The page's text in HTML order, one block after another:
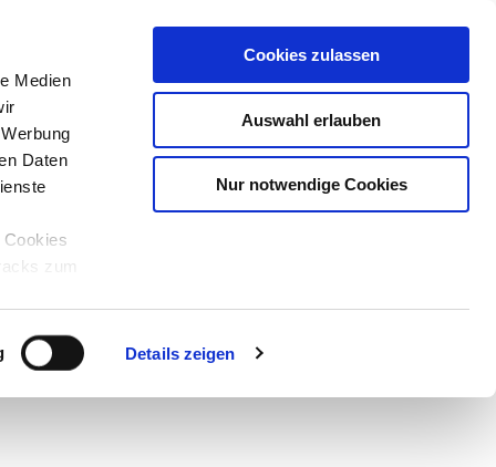
Medien
Daten
zum
Details zeigen
Cookies zulassen
Auswahl erlauben
Nur notwendige Cookies